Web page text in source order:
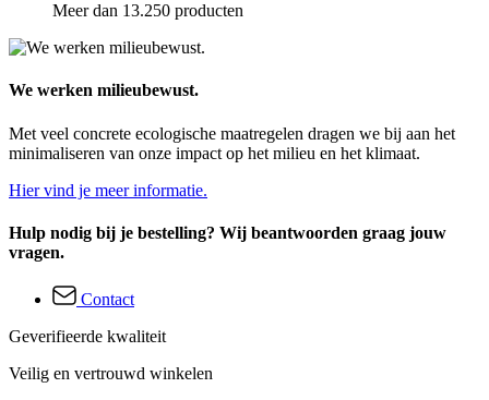
Meer dan 13.250 producten
We werken milieubewust.
Met veel concrete ecologische maatregelen dragen we bij aan het
minimaliseren van onze impact op het milieu en het klimaat.
Hier vind je meer informatie.
Hulp nodig bij je bestelling? Wij beantwoorden graag jouw
vragen.
Contact
Geverifieerde kwaliteit
Veilig en vertrouwd winkelen